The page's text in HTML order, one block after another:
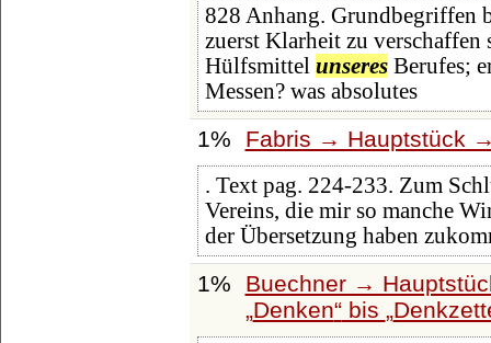
828 Anhang. Grundbegriffen
zuerst Klarheit zu verschaffen
Hülfsmittel unseresBerufes;
Messen? was absolutes
1% Fabris → Hauptstück
. Text pag. 224-233. Zum
Vereins, die mir so manche
der Übersetzung haben
1%
Buechner →
Denken bis